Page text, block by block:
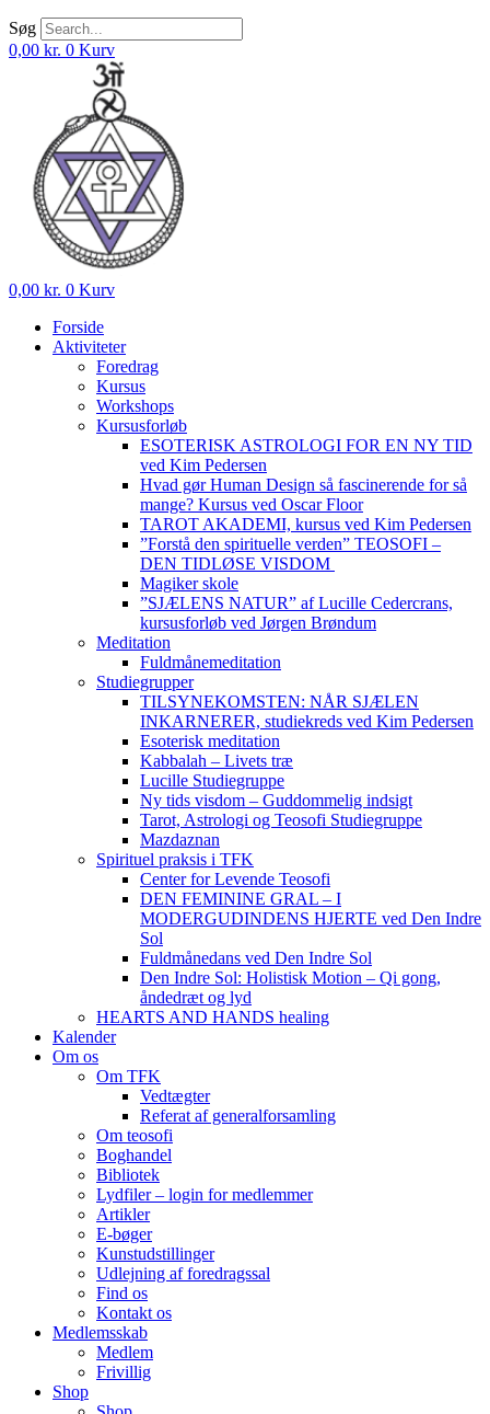
Søg
0,00 kr. 0 Kurv
0,00 kr. 0 Kurv
Forside
Aktiviteter
Foredrag
Kursus
Workshops
Kursusforløb
ESOTERISK ASTROLOGI FOR EN NY TID
ved Kim Pedersen
Hvad gør Human Design så fascinerende for så
mange? Kursus ved Oscar Floor
TAROT AKADEMI, kursus ved Kim Pedersen
”Forstå den spirituelle verden” TEOSOFI –
DEN TIDLØSE VISDOM
Magiker skole
”SJÆLENS NATUR” af Lucille Cedercrans,
kursusforløb ved Jørgen Brøndum
Meditation
Fuldmånemeditation
Studiegrupper
TILSYNEKOMSTEN: NÅR SJÆLEN
INKARNERER, studiekreds ved Kim Pedersen
Esoterisk meditation
Kabbalah – Livets træ
Lucille Studiegruppe
Ny tids visdom – Guddommelig indsigt
Tarot, Astrologi og Teosofi Studiegruppe
Mazdaznan
Spirituel praksis i TFK
Center for Levende Teosofi
DEN FEMININE GRAL – I
MODERGUDINDENS HJERTE ved Den Indre
Sol
Fuldmånedans ved Den Indre Sol
Den Indre Sol: Holistisk Motion – Qi gong,
åndedræt og lyd
HEARTS AND HANDS healing
Kalender
Om os
Om TFK
Vedtægter
Referat af generalforsamling
Om teosofi
Boghandel
Bibliotek
Lydfiler – login for medlemmer
Artikler
E-bøger
Kunstudstillinger
Udlejning af foredragssal
Find os
Kontakt os
Medlemsskab
Medlem
Frivillig
Shop